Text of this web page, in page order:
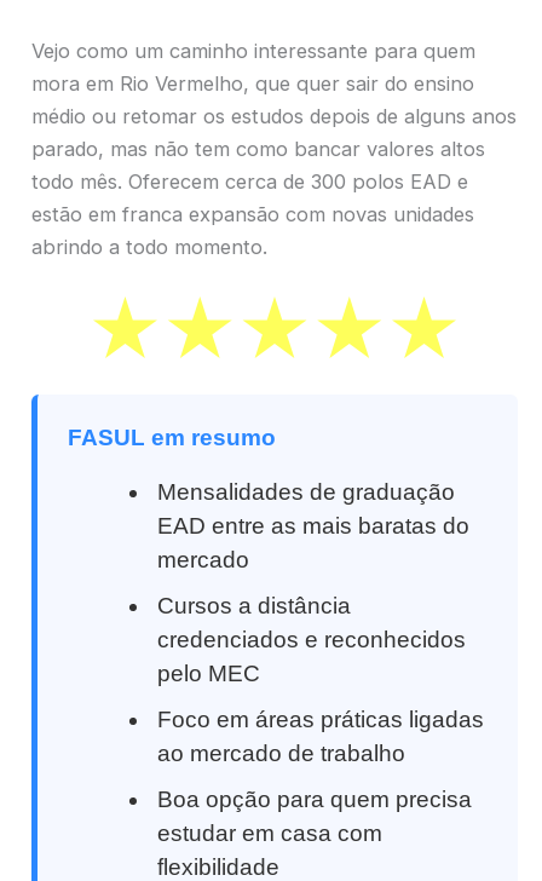
Vejo como um caminho interessante para quem
mora em Rio Vermelho, que quer sair do ensino
médio ou retomar os estudos depois de alguns anos
parado, mas não tem como bancar valores altos
todo mês. Oferecem cerca de 300 polos EAD e
estão em franca expansão com novas unidades
abrindo a todo momento.
FASUL em resumo
Mensalidades de graduação
EAD entre as mais baratas do
mercado
Cursos a distância
credenciados e reconhecidos
pelo MEC
Foco em áreas práticas ligadas
ao mercado de trabalho
Boa opção para quem precisa
estudar em casa com
flexibilidade